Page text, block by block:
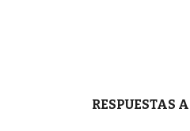
RESPUESTAS